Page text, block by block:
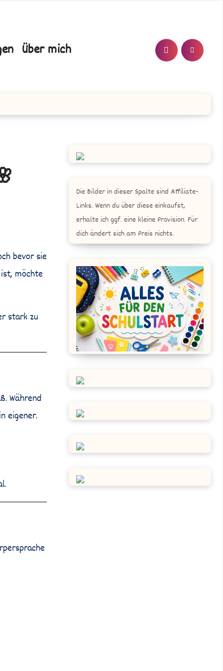
Über mich T/N
bevor sie
möchte
stark zu
Während
eigener.
Die Bilder in dieser Spalte sind Affiliate-
Links. Wenn du über diese einkaufst,
erhalte ich ggf. eine kleine Provision. Für
dich ändert sich am Preis nichts.